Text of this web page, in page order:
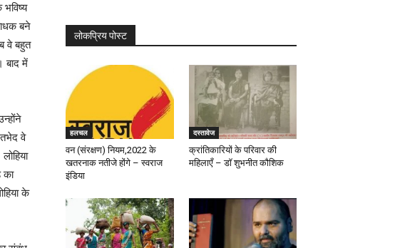
बने
वे बहुत
बाद में
वे
का
के
लोकप्रिय पोस्ट
हलचल
वन (संरक्षण) नियम,2022 के
खतरनाक नतीजे होंगे – स्वराज
इंडिया
दस्तावेज
क्रांतिकारियों के परिवार की
महिलाएँ – डॉ शुभनीत कौशिक